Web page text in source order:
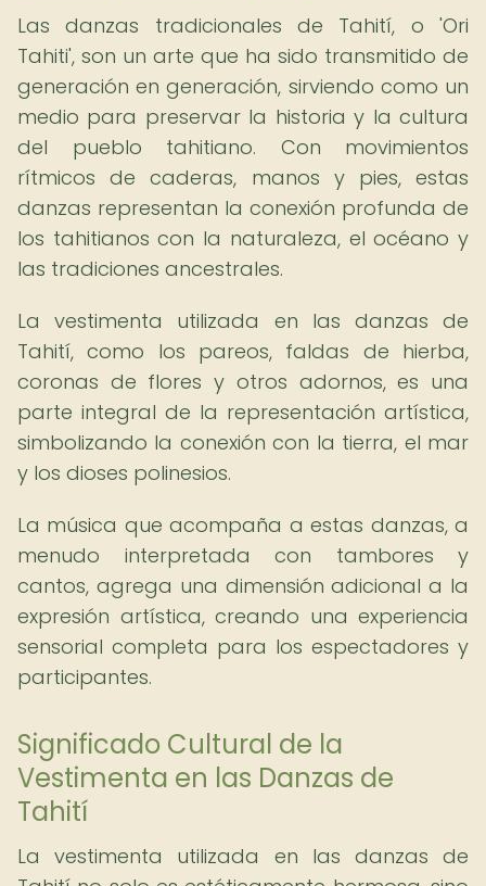
Las danzas tradicionales de Tahití, o 'Ori
Tahiti', son un arte que ha sido transmitido de
generación en generación, sirviendo como un
medio para preservar la historia y la cultura
del pueblo tahitiano. Con movimientos
rítmicos de caderas, manos y pies, estas
danzas representan la conexión profunda de
los tahitianos con la naturaleza, el océano y
las tradiciones ancestrales.
La vestimenta utilizada en las danzas de
Tahití, como los pareos, faldas de hierba,
coronas de flores y otros adornos, es una
parte integral de la representación artística,
simbolizando la conexión con la tierra, el mar
y los dioses polinesios.
La música que acompaña a estas danzas, a
menudo interpretada con tambores y
cantos, agrega una dimensión adicional a la
expresión artística, creando una experiencia
sensorial completa para los espectadores y
participantes.
Significado Cultural de la
Vestimenta en las Danzas de
Tahití
La vestimenta utilizada en las danzas de